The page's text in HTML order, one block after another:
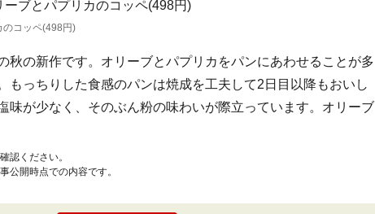
のコッペ(498円)
秋の新作です。オリーブとパプリカをパンにあわせることが多
もっちりした食感のパンは焼成を工夫して2日目以降もおいし
味が少なく、そのぶん粉の味わいが際立っています。オリーブ
認ください。
公開時点での内容です。